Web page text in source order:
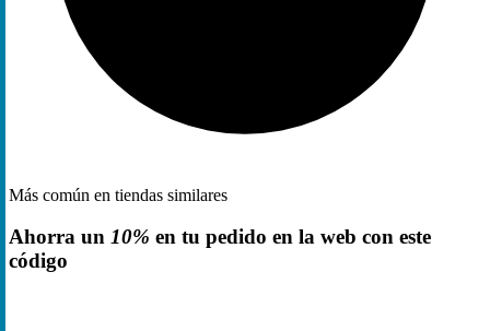
Más común en tiendas similares
Ahorra un 10% en tu pedido en la web con este
código